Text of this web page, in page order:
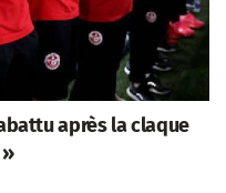
après la claque
»